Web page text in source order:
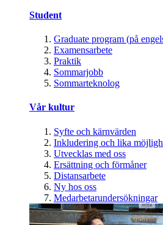
Student
Graduate program (på
Examensarbete
Praktik
Sommarjobb
Sommarteknolog
Vår kultur
Syfte och kärnvärden
Inkludering och lika
Utvecklas med oss
Ersättning och förmåner
Distansarbete
Ny hos oss
Medarbetarundersökningar